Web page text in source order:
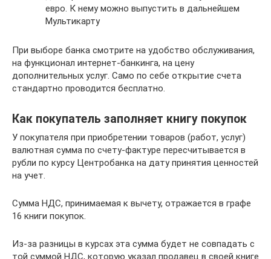
евро. К нему можно выпустить в дальнейшем
Мультикарту
При выборе банка смотрите на удобство обслуживания,
на функционал интернет-банкинга, на цену
дополнительных услуг. Само по себе открытие счета
стандартно проводится бесплатно.
Как покупатель заполняет книгу покупок
У покупателя при приобретении товаров (работ, услуг)
валютная сумма по счету-фактуре пересчитывается в
рубли по курсу Центробанка на дату принятия ценностей
на учет.
Сумма НДС, принимаемая к вычету, отражается в графе
16 книги покупок.
Из-за разницы в курсах эта сумма будет не совпадать с
той суммой НДС, которую указал продавец в своей книге